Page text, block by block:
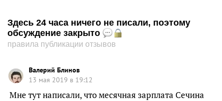
Здесь 24 часа ничего не писали, поэтому
обсуждение закрыто
правила публикации отзывов
Валерий Блинов
13 мая 2019 в 19:12
Мне тут написали, что месячная зарплата Сечина